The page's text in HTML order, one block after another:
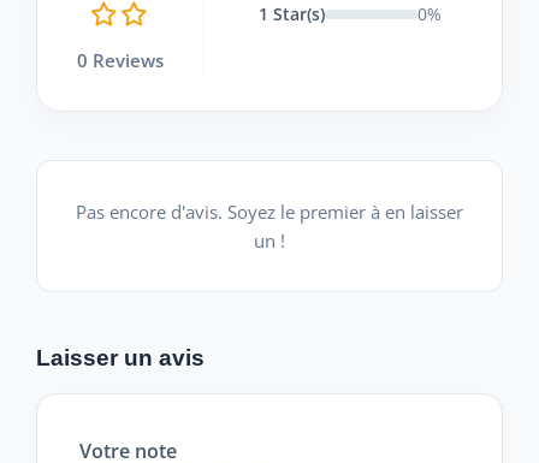
0 Reviews
1 Star(s)
0%
Pas encore d'avis. Soyez le premier à en laisser
un !
Laisser un avis
Votre note